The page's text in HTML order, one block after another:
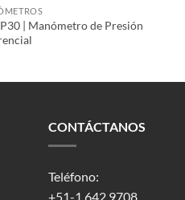
| Manómetro de Presión
CONTÁCTANOS
Teléfono:
+51-1 642 9708